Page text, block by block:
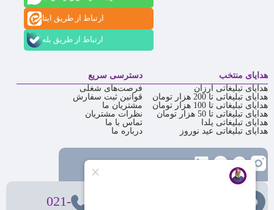
ارتباط از طریق ایتا
ارتباط از طریق بله
هدایای منتخب
هدایای تبلیغاتی ارزان
هدایای تبلیغاتی تا 200 هزار تومان
هدایای تبلیغاتی تا 100 هزار تومان
هدایای تبلیغاتی تا 50 هزار تومان
هدایای تبلیغاتی یلدا
هدایای تبلیغاتی عید نوروز
دسترسی سریع
فرصت‌های شغلی
قوانین ثبت سفارش
مشتریان ما
نظرات مشتریان
تماس با ما
درباره ما
021-